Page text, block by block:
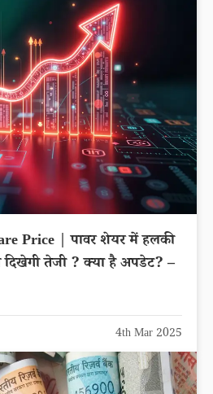
Price | पावर शेयर में हलकी
तेजी ? क्या है अपडेट? –
4th Mar 2025